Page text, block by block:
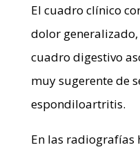
El cuadro clínico
dolor
cuadro digestivo
muy sugerente de
espondiloartritis.
En las radiografías